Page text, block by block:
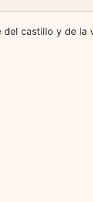
castillo y de la